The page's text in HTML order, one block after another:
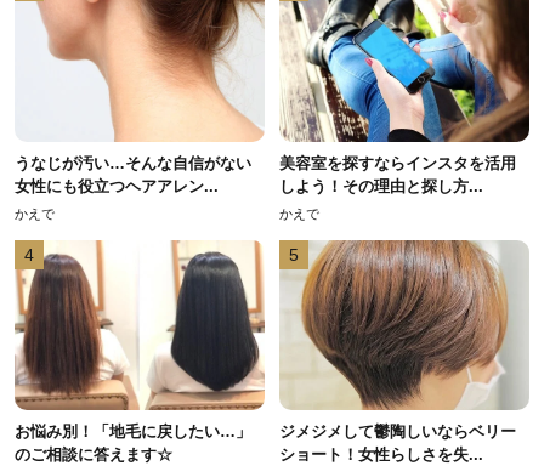
うなじが汚い…そんな自信がない
女性にも役立つヘアアレン...
かえで
美容室を探すならインスタを活用
しよう！その理由と探し方...
かえで
4
お悩み別！「地毛に戻したい…」
のご相談に答えます☆
5
ジメジメして鬱陶しいならベリー
ショート！女性らしさを失...